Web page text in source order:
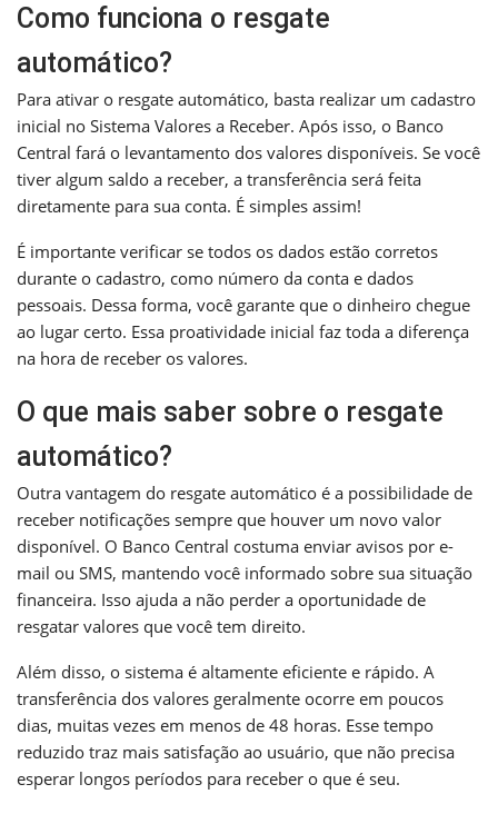
Como funciona o resgate
automático?
Para ativar o resgate automático, basta realizar um cadastro
inicial no Sistema Valores a Receber. Após isso, o Banco
Central fará o levantamento dos valores disponíveis. Se você
tiver algum saldo a receber, a transferência será feita
diretamente para sua conta. É simples assim!
É importante verificar se todos os dados estão corretos
durante o cadastro, como número da conta e dados
pessoais. Dessa forma, você garante que o dinheiro chegue
ao lugar certo. Essa proatividade inicial faz toda a diferença
na hora de receber os valores.
O que mais saber sobre o resgate
automático?
Outra vantagem do resgate automático é a possibilidade de
receber notificações sempre que houver um novo valor
disponível. O Banco Central costuma enviar avisos por e-
mail ou SMS, mantendo você informado sobre sua situação
financeira. Isso ajuda a não perder a oportunidade de
resgatar valores que você tem direito.
Além disso, o sistema é altamente eficiente e rápido. A
transferência dos valores geralmente ocorre em poucos
dias, muitas vezes em menos de 48 horas. Esse tempo
reduzido traz mais satisfação ao usuário, que não precisa
esperar longos períodos para receber o que é seu.